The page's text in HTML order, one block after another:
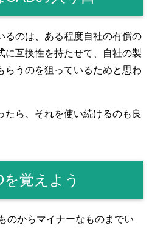
るのは、ある程度自社の有償の
に互換性を持たせて、自社の製
らうのを狙っているためと思わ
たら、それを使い続けるのも良
覚えよう
のからマイナーなものまでい